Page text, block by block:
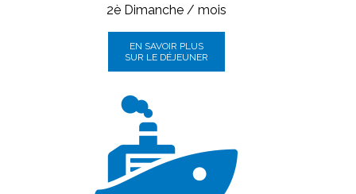
2è Dimanche / mois
EN SAVOIR PLUS
SUR LE DÉJEUNER